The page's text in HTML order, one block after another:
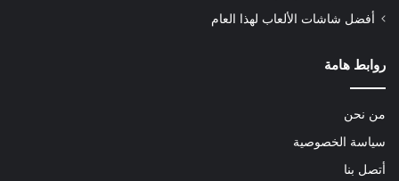
أفضل شاشات الألعاب لهذا العام
روابط هامة
من نحن
سياسة الخصوصية
أتصل بنا